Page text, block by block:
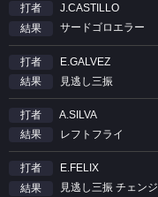
打者
J.CASTILLO
結果
サードゴロエラー
打者
E.GALVEZ
結果
見逃し三振
打者
A.SILVA
結果
レフトフライ
打者
E.FELIX
結果
見逃し三振 チェンジ